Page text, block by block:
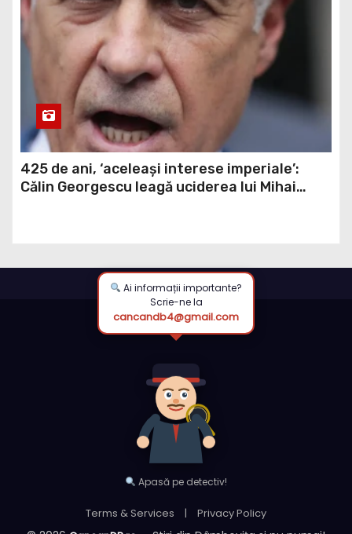
425 de ani, ‘aceleași interese imperiale’:
Călin Georgescu leagă uciderea lui Mihai
Ai informații importante?
Scrie-ne la
cancandb4@gmail.com
Apasă pe detectiv!
Terms & Services | Privacy Policy